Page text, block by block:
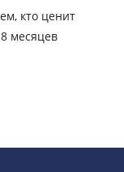
кто ценит
месяцев